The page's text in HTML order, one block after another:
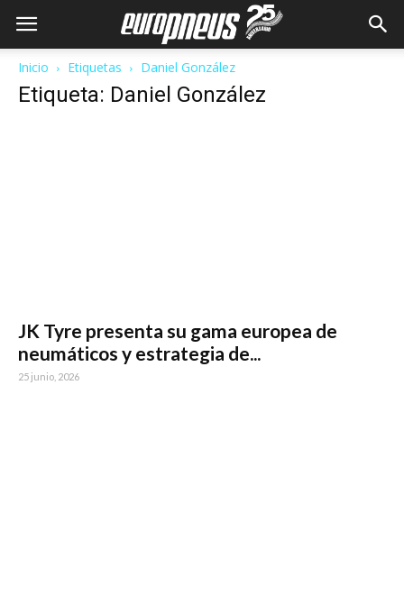
Inicio Etiquetas Daniel González
Etiqueta: Daniel González
JK Tyre presenta su gama europea de
neumáticos y estrategia de...
25 junio, 2026